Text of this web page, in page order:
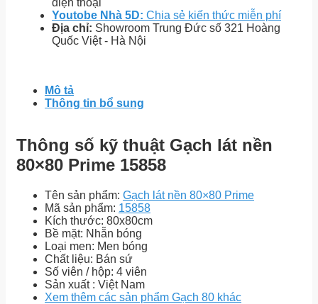
Youtobe Nhà 5D: Chia sẻ kiến thức miễn phí
Địa chỉ: Showroom Trung Đức số 321 Hoàng
Quốc Việt - Hà Nội
Mô tả
Thông tin bổ sung
Thông số kỹ thuật Gạch lát nền
80×80 Prime 15858
Tên sản phẩm: Gạch lát nền 80×80 Prime
Mã sản phẩm: 15858
Kích thước: 80x80cm
Bề mặt: Nhẵn bóng
Loại men: Men bóng
Chất liệu: Bán sứ
Số viên / hộp: 4 viên
Sản xuất : Việt Nam
Xem thêm các sản phẩm Gạch 80 khác